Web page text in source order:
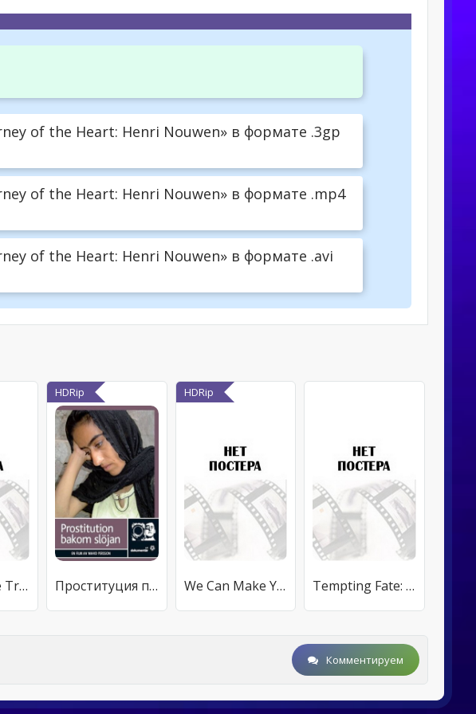
of the Heart: Henri Nouwen» в формате .3gp
of the Heart: Henri Nouwen» в формате .mp4
of the Heart: Henri Nouwen» в формате .avi
Tricks of the Trade: Making «Matchstick Men»
HDRip
Проституция под чадрой
HDRip
We Can Make You Talk: A History of Interrogation Tempting Fate: The Stunts of «Paycheck»
Комментируем